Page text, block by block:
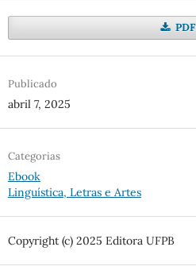
PDF
Publicado
abril 7, 2025
Categorias
Ebook
Linguística, Letras e Artes
Copyright (c) 2025 Editora UFPB